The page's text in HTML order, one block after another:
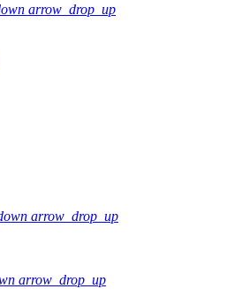
arrow_drop_up
arrow_drop_up
arrow_drop_up